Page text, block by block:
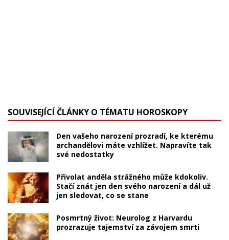
SOUVISEJÍCÍ ČLÁNKY O TÉMATU HOROSKOPY
Den vašeho narození prozradí, ke kterému
archandělovi máte vzhlížet. Napravíte tak
své nedostatky
Přivolat anděla strážného může kdokoliv.
Stačí znát jen den svého narození a dál už
jen sledovat, co se stane
Posmrtný život: Neurolog z Harvardu
prozrazuje tajemství za závojem smrti